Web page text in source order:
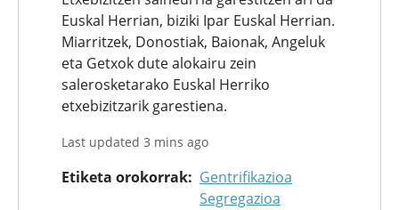
Euskal Herrian, biziki Ipar Euskal Herrian.
Miarritzek, Donostiak, Baionak, Angeluk
eta Getxok dute alokairu zein
salerosketarako Euskal Herriko
etxebizitzarik garestiena.
Last updated 3 mins ago
Etiketa orokorrak
Gentrifikazioa
Segregazioa